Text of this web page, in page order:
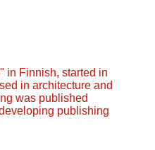
in Finnish, started in
in architecture and
was published
publishing